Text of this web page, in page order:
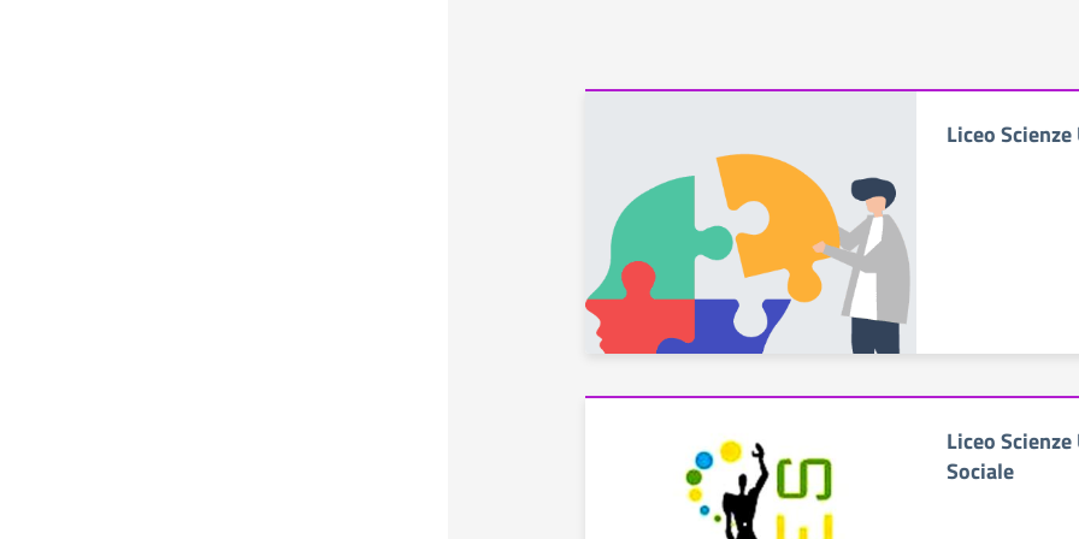
Liceo
Liceo
Sociale